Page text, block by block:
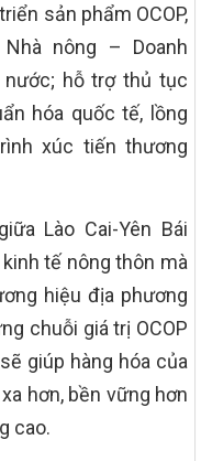
sản phẩm OCOP,
nông – Doanh
hỗ trợ thủ tục
hóa quốc tế, lồng
xúc tiến thương
Lào Cai-Yên Bái
tế nông thôn mà
hiệu địa phương
chuỗi giá trị OCOP
giúp hàng hóa của
hơn, bền vững hơn
cao.